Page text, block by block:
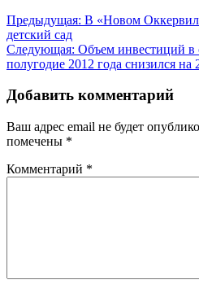
Навигация
по
записям
Предыдущая: В «Новом
детский сад
Следующая: Объем инвестиций
полугодие 2012 года снизился на
Добавить комментарий
Ваш адрес email не будет
помечены *
Комментарий *